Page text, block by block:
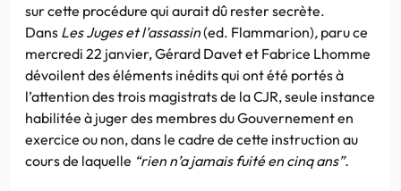
sur cette procédure qui aurait dû rester secrète.
Dans Les Juges et l’assassin(ed. Flammarion), paru ce
mercredi 22 janvier, Gérard Davet et Fabrice Lhomme
dévoilent des éléments inédits qui ont été portés à
l’attention des trois magistrats de la CJR, seule instance
habilitée à juger des membres du Gouvernement en
exercice ou non, dans le cadre de cette instruction au
cours de laquelle “rien n’a jamais fuité en cinq ans”.